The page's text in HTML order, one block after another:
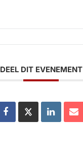
DEEL DIT EVENEMENT